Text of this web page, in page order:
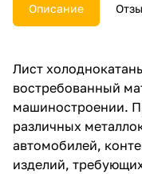
Описание
Лист
востребованный
машиностроении.
различных
автомобилей,
изделий,